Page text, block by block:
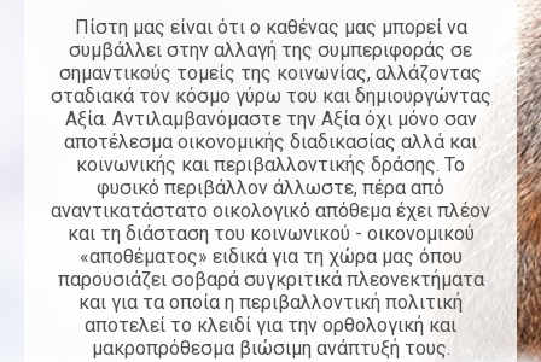
Πίστη μας είναι ότι ο καθένας μας μπορεί να
συμβάλλει στην αλλαγή της συμπεριφοράς σε
σημαντικούς τομείς της κοινωνίας, αλλάζοντας
σταδιακά τον κόσμο γύρω του και δημιουργώντας
Αξία. Αντιλαμβανόμαστε την Αξία όχι μόνο σαν
αποτέλεσμα οικονομικής διαδικασίας αλλά και
κοινωνικής και περιβαλλοντικής δράσης. Το
φυσικό περιβάλλον άλλωστε, πέρα από
αναντικατάστατο οικολογικό απόθεμα έχει πλέον
και τη διάσταση του κοινωνικού - οικονομικού
«αποθέματος» ειδικά για τη χώρα μας όπου
παρουσιάζει σοβαρά συγκριτικά πλεονεκτήματα
και για τα οποία η περιβαλλοντική πολιτική
αποτελεί το κλειδί για την ορθολογική και
μακροπρόθεσμα βιώσιμη ανάπτυξή τους.